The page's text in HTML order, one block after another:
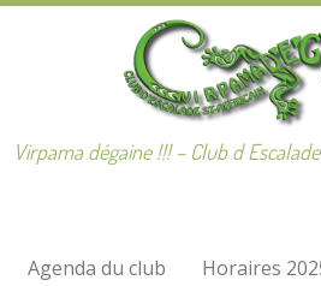
Passer
Virpama dégaine !!! – Club d
Agenda du club
Horaires